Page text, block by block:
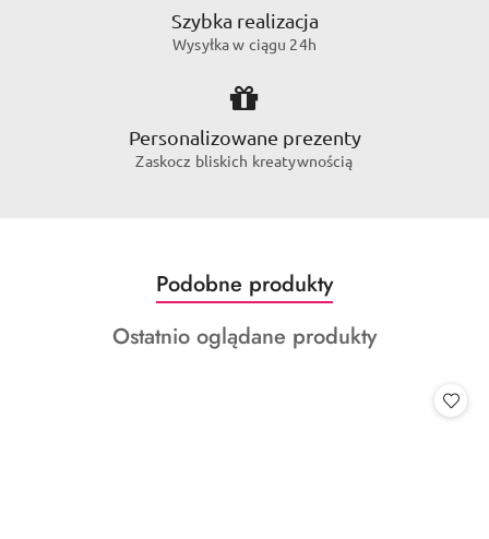
Szybka realizacja
Wysyłka w ciągu 24h
Personalizowane prezenty
Zaskocz bliskich kreatywnością
Pomiń karuzelę produktów
Produkty
o
statusie:
Podobne produkty
Produkty
Ostatnio oglądane produkty